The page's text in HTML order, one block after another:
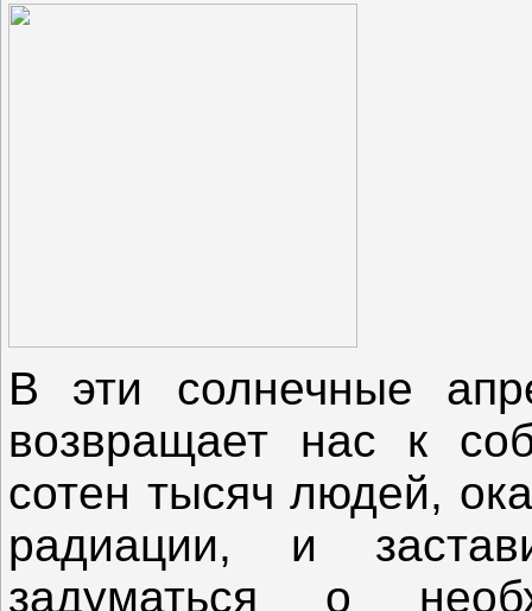
В эти солнечные
возвращает нас к
сотен тысяч людей,
радиации, и
задуматься о